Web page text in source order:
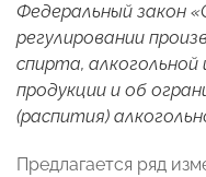
Федеральный закон
регулировании
спирта,
продукции и об
(распития)
Предлагается ряд